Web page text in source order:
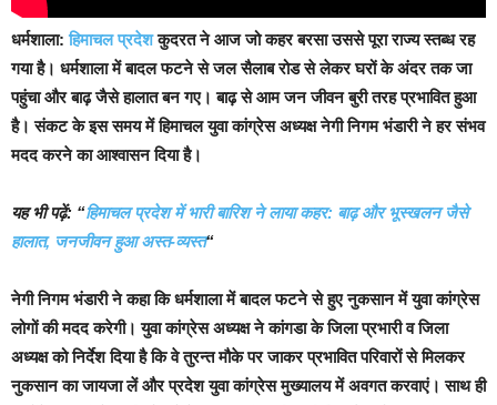
धर्मशाला: हिमाचल प्रदेशकुदरत ने आज जो कहर बरसा उससे पूरा राज्य स्तब्ध रह
गया है। धर्मशाला में बादल फटने से जल सैलाब रोड से लेकर घरों के अंदर तक जा
पहुंचा और बाढ़ जैसे हालात बन गए। बाढ़ से आम जन जीवन बुरी तरह प्रभावित हुआ
है। संकट के इस समय में हिमाचल युवा कांग्रेस अध्यक्ष नेगी निगम भंडारी ने हर संभव
मदद करने का आश्वासन दिया है।
यह भी पढ़ें: “हिमाचल प्रदेश में भारी बारिश ने लाया कहर: बाढ़ और भूस्खलन जैसे
हालात, जनजीवन हुआ अस्त-व्यस्त“
नेगी निगम भंडारी ने कहा कि धर्मशाला में बादल फटने से हुए नुकसान में युवा कांग्रेस
लोगों की मदद करेगी। युवा कांग्रेस अध्यक्ष ने कांगडा के जिला प्रभारी व जिला
अध्यक्ष को निर्देश दिया है कि वे तुरन्त मौके पर जाकर प्रभावित परिवारों से मिलकर
नुकसान का जायजा लें और प्रदेश युवा कांग्रेस मुख्यालय में अवगत करवाएं। साथ ही